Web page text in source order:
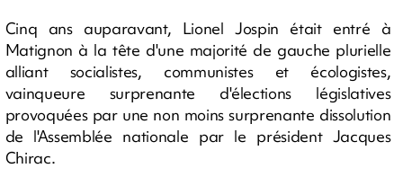
Cinq ans auparavant, Lionel Jospin était entré à
Matignon à la tête d'une majorité de gauche plurielle
alliant socialistes, communistes et écologistes,
vainqueure surprenante d'élections législatives
provoquées par une non moins surprenante dissolution
de l'Assemblée nationale par le président Jacques
Chirac.